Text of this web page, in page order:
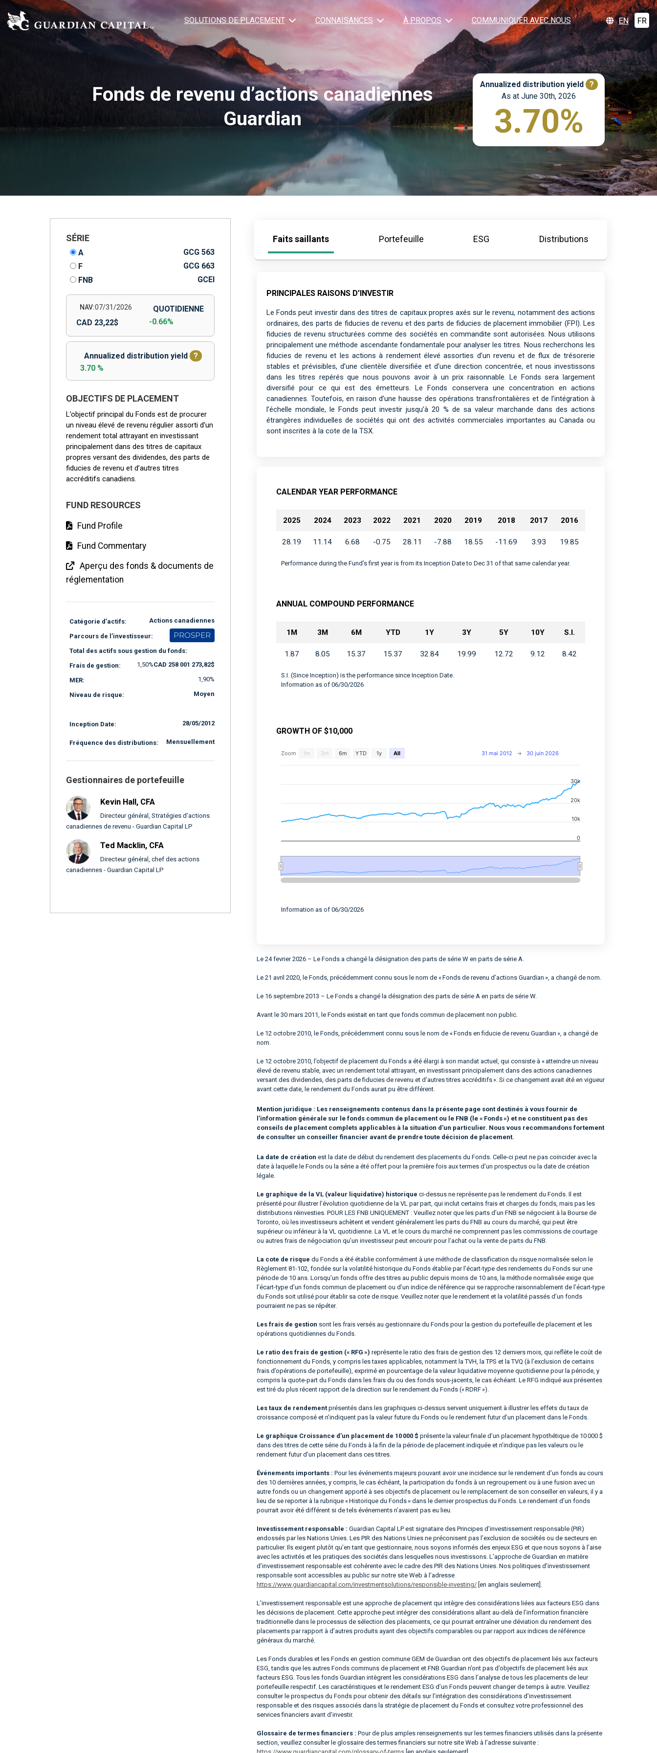
SOLUTIONS DE PLACEMENT CONNAISANCES À PROPOS COMMUNIQUER AVEC NOUS EN FR
Fonds de revenu d’actions canadiennes
Guardian
Annualized distribution yield
?
As at June 30th, 2026
3.70%
SÉRIE
A
GCG 563
F
GCG 663
FNB
GCEI
NAV:07/31/2026
CAD 23,22$
QUOTIDIENNE
-0.66%
Annualized distribution yield
?
3.70 %
OBJECTIFS DE PLACEMENT
L’objectif principal du Fonds est de procurer
un niveau élevé de revenu régulier assorti d’un
rendement total attrayant en investissant
principalement dans des titres de capitaux
propres versant des dividendes, des parts de
fiducies de revenu et d’autres titres
accréditifs canadiens.
FUND RESOURCES
Fund Profile
Fund Commentary
Aperçu des fonds & documents de
réglementation
Catégorie d’actifs: Actions canadiennes
Parcours de l’investisseur: PROSPER
Total des actifs sous gestion du fonds:
CAD 258 001 273,82$
Frais de gestion: 1,50%
MER: 1,90%
Niveau de risque: Moyen
Inception Date: 28/05/2012
Fréquence des distributions: Mensuellement
Gestionnaires de portefeuille
Kevin Hall, CFA
Directeur général, Stratégies d’actions
canadiennes de revenu - Guardian Capital LP
Ted Macklin, CFA
Directeur général, chef des actions
canadiennes - Guardian Capital LP
Faits saillants Portefeuille ESG Distributions
PRINCIPALES RAISONS D’INVESTIR
Le Fonds peut investir dans des titres de capitaux propres axés sur le revenu, notamment des actions
ordinaires, des parts de fiducies de revenu et des parts de fiducies de placement immobilier (FPI). Les
fiducies de revenu structurées comme des sociétés en commandite sont autorisées. Nous utilisons
principalement une méthode ascendante fondamentale pour analyser les titres. Nous recherchons les
fiducies de revenu et les actions à rendement élevé assorties d’un revenu et de flux de trésorerie
stables et prévisibles, d’une clientèle diversifiée et d’une direction concentrée, et nous investissons
dans les titres repérés que nous pouvons avoir à un prix raisonnable. Le Fonds sera largement
diversifié pour ce qui est des émetteurs. Le Fonds conservera une concentration en actions
canadiennes. Toutefois, en raison d’une hausse des opérations transfrontalières et de l’intégration à
l’échelle mondiale, le Fonds peut investir jusqu’à 20 % de sa valeur marchande dans des actions
étrangères individuelles de sociétés qui ont des activités commerciales importantes au Canada ou
sont inscrites à la cote de la TSX.
CALENDAR YEAR PERFORMANCE
2025 2024 2023 2022 2021 2020 2019 2018 2017 2016
28.19 11.14 6.68 -0.75 28.11 -7.88 18.55 -11.69 3.93 19.85
Performance during the Fund’s first year is from its Inception Date to Dec 31 of that same calendar year.
ANNUAL COMPOUND PERFORMANCE
1M 3M 6M YTD 1Y 3Y 5Y 10Y S.I.
1.87 8.05 15.37 15.37 32.84 19.99 12.72 9.12 8.42
S.I. (Since Inception) is the performance since Inception Date.
Information as of 06/30/2026
GROWTH OF $10,000
Chart
View as data table, Chart
The chart has 2 Y axes displaying values, and navigator-y-axis.
Zoom 1m 3m 6m YTD 1y All 31 mai 2012 → 30 juin 2026
0
10k
20k
30k
Information as of 06/30/2026
Le 24 fevrier 2026 – Le Fonds a changé la désignation des parts de série W en parts de série A.
Le 21 avril 2020, le Fonds, précédemment connu sous le nom de « Fonds de revenu d’actions Guardian », a changé de nom.
Le 16 septembre 2013 – Le Fonds a changé la désignation des parts de série A en parts de série W.
Avant le 30 mars 2011, le Fonds existait en tant que fonds commun de placement non public.
Le 12 octobre 2010, le Fonds, précédemment connu sous le nom de « Fonds en fiducie de revenu Guardian », a changé de
nom.
Le 12 octobre 2010, l’objectif de placement du Fonds a été élargi à son mandat actuel, qui consiste à « atteindre un niveau
élevé de revenu stable, avec un rendement total attrayant, en investissant principalement dans des actions canadiennes
versant des dividendes, des parts de fiducies de revenu et d’autres titres accréditifs ». Si ce changement avait été en vigueur
avant cette date, le rendement du Fonds aurait pu être différent.
Mention juridique : Les renseignements contenus dans la présente page sont destinés à vous fournir de
l’information générale sur le fonds commun de placement ou le FNB (le « Fonds ») et ne constituent pas des
conseils de placement complets applicables à la situation d’un particulier. Nous vous recommandons fortement
de consulter un conseiller financier avant de prendre toute décision de placement.
La date de création est la date de début du rendement des placements du Fonds. Celle-ci peut ne pas coïncider avec la
date à laquelle le Fonds ou la série a été offert pour la première fois aux termes d’un prospectus ou la date de création
légale.
Le graphique de la VL (valeur liquidative) historique ci-dessus ne représente pas le rendement du Fonds. Il est
présenté pour illustrer l’évolution quotidienne de la VL par part, qui inclut certains frais et charges du fonds, mais pas les
distributions réinvesties. POUR LES FNB UNIQUEMENT : Veuillez noter que les parts d’un FNB se négocient à la Bourse de
Toronto, où les investisseurs achètent et vendent généralement les parts du FNB au cours du marché, qui peut être
supérieur ou inférieur à la VL quotidienne. La VL et le cours du marché ne comprennent pas les commissions de courtage
ou autres frais de négociation qu’un investisseur peut encourir pour l’achat ou la vente de parts du FNB.
La cote de risque du Fonds a été établie conformément à une méthode de classification du risque normalisée selon le
Règlement 81-102, fondée sur la volatilité historique du Fonds établie par l’écart-type des rendements du Fonds sur une
période de 10 ans. Lorsqu’un fonds offre des titres au public depuis moins de 10 ans, la méthode normalisée exige que
l’écart-type d’un fonds commun de placement ou d’un indice de référence qui se rapproche raisonnablement de l’écart-type
du Fonds soit utilisé pour établir sa cote de risque. Veuillez noter que le rendement et la volatilité passés d’un fonds
pourraient ne pas se répéter.
Les frais de gestion sont les frais versés au gestionnaire du Fonds pour la gestion du portefeuille de placement et les
opérations quotidiennes du Fonds.
Le ratio des frais de gestion (« RFG ») représente le ratio des frais de gestion des 12 derniers mois, qui reflète le coût de
fonctionnement du Fonds, y compris les taxes applicables, notamment la TVH, la TPS et la TVQ (à l’exclusion de certains
frais d’opérations de portefeuille), exprimé en pourcentage de la valeur liquidative moyenne quotidienne pour la période, y
compris la quote-part du Fonds dans les frais du ou des fonds sous-jacents, le cas échéant. Le RFG indiqué aux présentes
est tiré du plus récent rapport de la direction sur le rendement du Fonds (« RDRF »).
Les taux de rendement présentés dans les graphiques ci-dessus servent uniquement à illustrer les effets du taux de
croissance composé et n’indiquent pas la valeur future du Fonds ou le rendement futur d’un placement dans le Fonds.
Le graphique Croissance d’un placement de 10 000 $ présente la valeur finale d’un placement hypothétique de 10 000 $
dans des titres de cette série du Fonds à la fin de la période de placement indiquée et n’indique pas les valeurs ou le
rendement futur d’un placement dans ces titres.
Événements importants : Pour les événements majeurs pouvant avoir une incidence sur le rendement d’un fonds au cours
des 10 dernières années, y compris, le cas échéant, la participation du fonds à un regroupement ou à une fusion avec un
autre fonds ou un changement apporté à ses objectifs de placement ou le remplacement de son conseiller en valeurs, il y a
lieu de se reporter à la rubrique « Historique du Fonds » dans le dernier prospectus du Fonds. Le rendement d’un fonds
pourrait avoir été différent si de tels événements n’avaient pas eu lieu.
Investissement responsable : Guardian Capital LP est signataire des Principes d’investissement responsable (PIR)
endossés par les Nations Unies. Les PIR des Nations Unies ne préconisent pas l’exclusion de sociétés ou de secteurs en
particulier. Ils exigent plutôt qu’en tant que gestionnaire, nous soyons informés des enjeux ESG et que nous soyons à l’aise
avec les activités et les pratiques des sociétés dans lesquelles nous investissons. L’approche de Guardian en matière
d’investissement responsable est cohérente avec le cadre des PIR des Nations Unies. Nos politiques d’investissement
responsable sont accessibles au public sur notre site Web à l’adresse
https://www.guardiancapital.com/investmentsolutions/responsible-investing/ [en anglais seulement].
L’investissement responsable est une approche de placement qui intègre des considérations liées aux facteurs ESG dans
les décisions de placement. Cette approche peut intégrer des considérations allant au-delà de l’information financière
traditionnelle dans le processus de sélection des placements, ce qui pourrait entraîner une déviation du rendement des
placements par rapport à d’autres produits ayant des objectifs comparables ou par rapport aux indices de référence
généraux du marché.
Les Fonds durables et les Fonds en gestion commune GEM de Guardian ont des objectifs de placement liés aux facteurs
ESG, tandis que les autres Fonds communs de placement et FNB Guardian n’ont pas d’objectifs de placement liés aux
facteurs ESG. Tous les fonds Guardian intègrent les considérations ESG dans l’analyse de tous les placements de leur
portefeuille respectif. Les caractéristiques et le rendement ESG d’un Fonds peuvent changer de temps à autre. Veuillez
consulter le prospectus du Fonds pour obtenir des détails sur l’intégration des considérations d’investissement
responsable et des risques associés dans la stratégie de placement du Fonds et consultez votre professionnel des
services financiers avant d’investir.
Glossaire de termes financiers : Pour de plus amples renseignements sur les termes financiers utilisés dans la présente
section, veuillez consulter le glossaire des termes financiers sur notre site Web à l’adresse suivante :